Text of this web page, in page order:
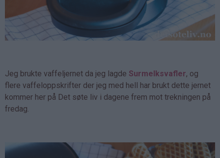
Jeg brukte vaffeljernet da jeg lagde Surmelksvafler, og
flere vaffeloppskrifter der jeg med hell har brukt dette jernet
kommer her på Det søte liv i dagene frem mot trekningen på
fredag.